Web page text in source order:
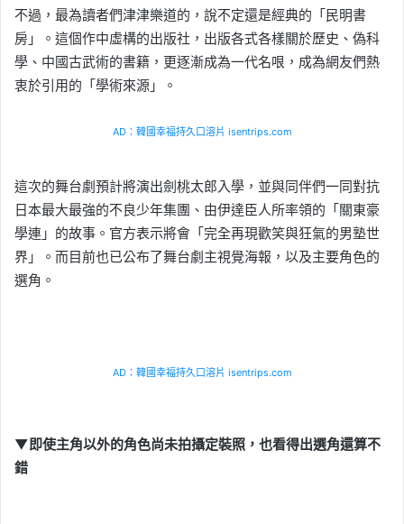
不過，最為讀者們津津樂道的，說不定還是經典的「民明書
房」。這個作中虛構的出版社，出版各式各樣關於歷史、偽科
學、中國古武術的書籍，更逐漸成為一代名哏，成為網友們熱
衷於引用的「學術來源」。
AD：韓國幸福持久口溶片 isentrips.com
這次的舞台劇預計將演出劍桃太郎入學，並與同伴們一同對抗
日本最大最強的不良少年集團、由伊達臣人所率領的「關東豪
學連」的故事。官方表示將會「完全再現歡笑與狂氣的男塾世
界」。而目前也已公布了舞台劇主視覺海報，以及主要角色的
選角。
AD：韓國幸福持久口溶片 isentrips.com
▼即使主角以外的角色尚未拍攝定裝照，也看得出選角還算不
錯